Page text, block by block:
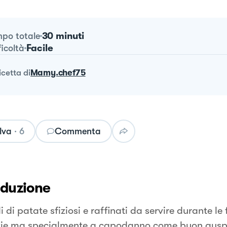
totale 30 minuti
Facile
diMamy.chef75
· 6 Commenta
di patate sfiziosi e raffinati da servire durante le